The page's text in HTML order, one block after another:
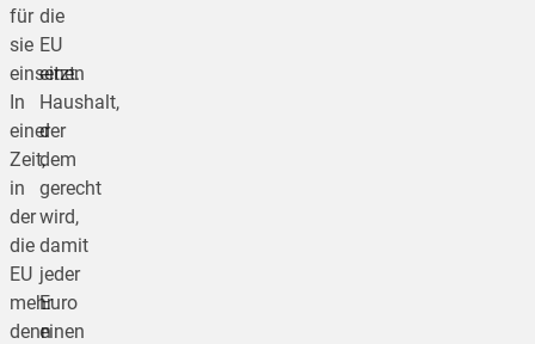
für
sie
einsetzt.
In
einer
Zeit,
in
der
die
EU
mehr
denn
die
EU
einen
Haushalt,
der
dem
gerecht
wird,
damit
jeder
Euro
einen